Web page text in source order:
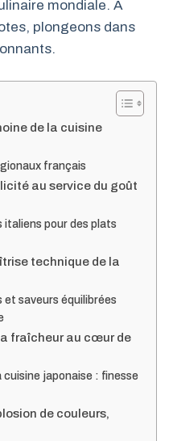
mondiale. À
plongeons dans
de la cuisine
français
au service du goût
italiens pour des plats
technique de la
saveurs équilibrées
fraîcheur au cœur de
japonaise : finesse
de couleurs,